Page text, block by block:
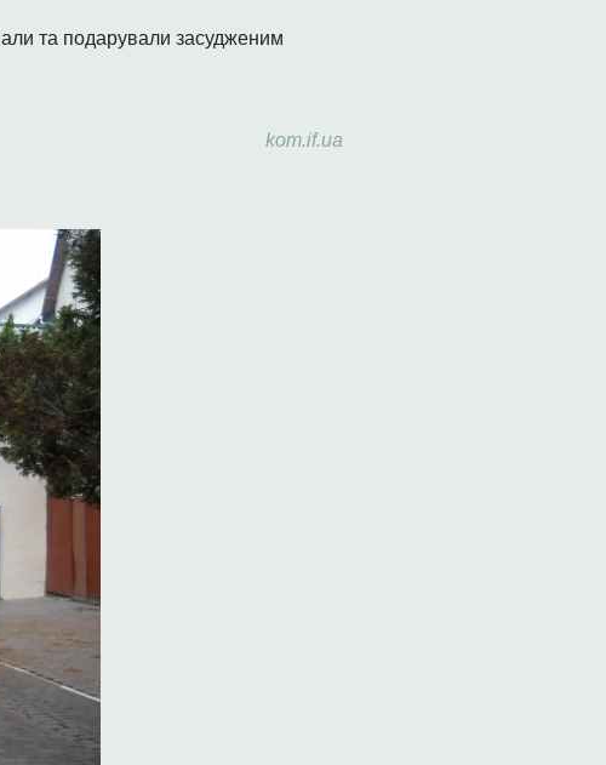
та подарували засудженим
kom.if.ua